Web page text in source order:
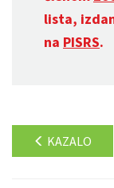
lista,
na PISRS.
KAZALO